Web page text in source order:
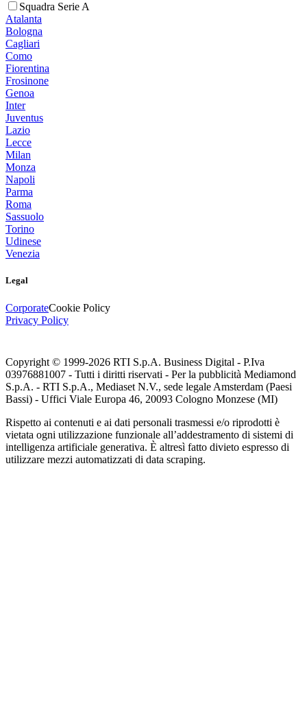
Squadra Serie A
Atalanta
Bologna
Cagliari
Como
Fiorentina
Frosinone
Genoa
Inter
Juventus
Lazio
Lecce
Milan
Monza
Napoli
Parma
Roma
Sassuolo
Torino
Udinese
Venezia
Legal
CorporateCookie Policy
Privacy Policy
Copyright © 1999-2026 RTI S.p.A. Business Digital - P.Iva
03976881007 - Tutti i diritti riservati - Per la pubblicità Mediamond
S.p.A. - RTI S.p.A., Mediaset N.V., sede legale Amsterdam (Paesi
Bassi) - Uffici Viale Europa 46, 20093 Cologno Monzese (MI)
Rispetto ai contenuti e ai dati personali trasmessi e/o riprodotti è
vietata ogni utilizzazione funzionale all’addestramento di sistemi di
intelligenza artificiale generativa. È altresì fatto divieto espresso di
utilizzare mezzi automatizzati di data scraping.